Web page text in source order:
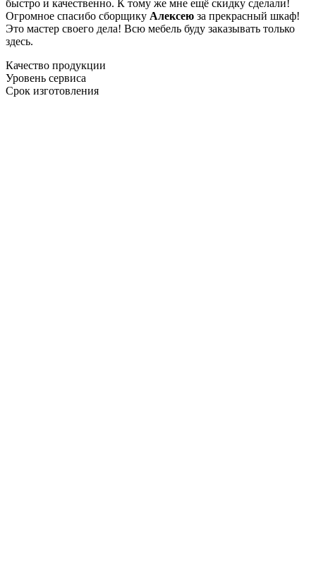
быстро и качественно. К тому же мне ещё скидку сделали!
Огромное спасибо сборщику Алексею за прекрасный шкаф!
Это мастер своего дела! Всю мебель буду заказывать только
здесь.
Качество продукции
Уровень сервиса
Срок изготовления